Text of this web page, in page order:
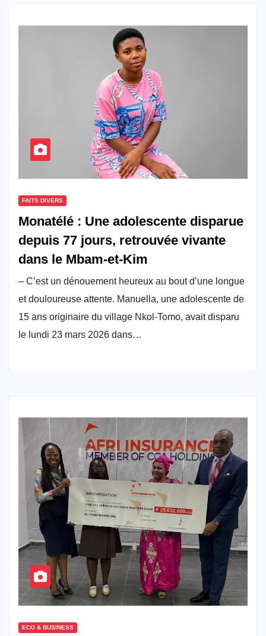
FAITS DIVERS
Monatélé : Une adolescente disparue
depuis 77 jours, retrouvée vivante
dans le Mbam-et-Kim
– C’est un dénouement heureux au bout d’une longue
et douloureuse attente. Manuella, une adolescente de
15 ans originaire du village Nkol-Tomo, avait disparu
le lundi 23 mars 2026 dans…
ECO & BUSINESS